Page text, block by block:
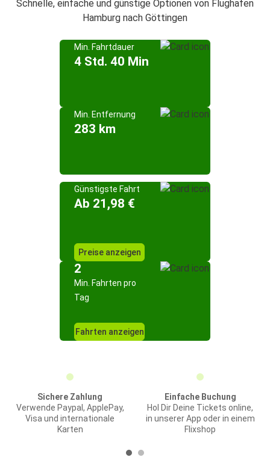
Schnelle, einfache und günstige Optionen von Flughafen
Hamburg nach Göttingen
Min. Fahrtdauer
4 Std. 40 Min
Min. Entfernung
283 km
Günstigste Fahrt
Ab 21,98 €
Preise anzeigen
2
Min. Fahrten pro
Tag
Fahrten anzeigen
Sichere Zahlung
Verwende Paypal, ApplePay,
Visa und internationale
Karten
Einfache Buchung
Hol Dir Deine Tickets online,
in unserer App oder in einem
Flixshop